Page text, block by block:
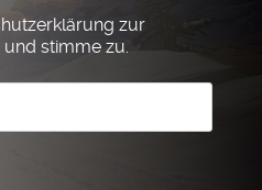
zur
stimme zu.